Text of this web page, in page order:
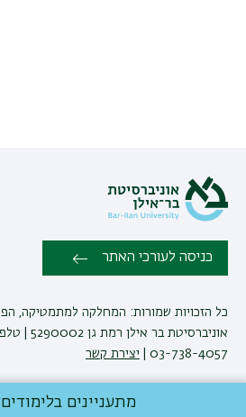
כניסה לעורכי האתר
כל הזכויות שמורות: המחלקה למתמטיקה,
03-738-4057 |
יצירת קשר
לימודי מתמטיקהבאוניברסיטת בר-אילן
מתעניינים